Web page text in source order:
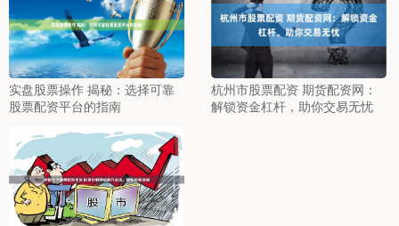
实盘股票操作 揭秘：选择可靠
股票配资平台的指南
杭州市股票配资 期货配资网：
解锁资金杠杆，助你交易无忧